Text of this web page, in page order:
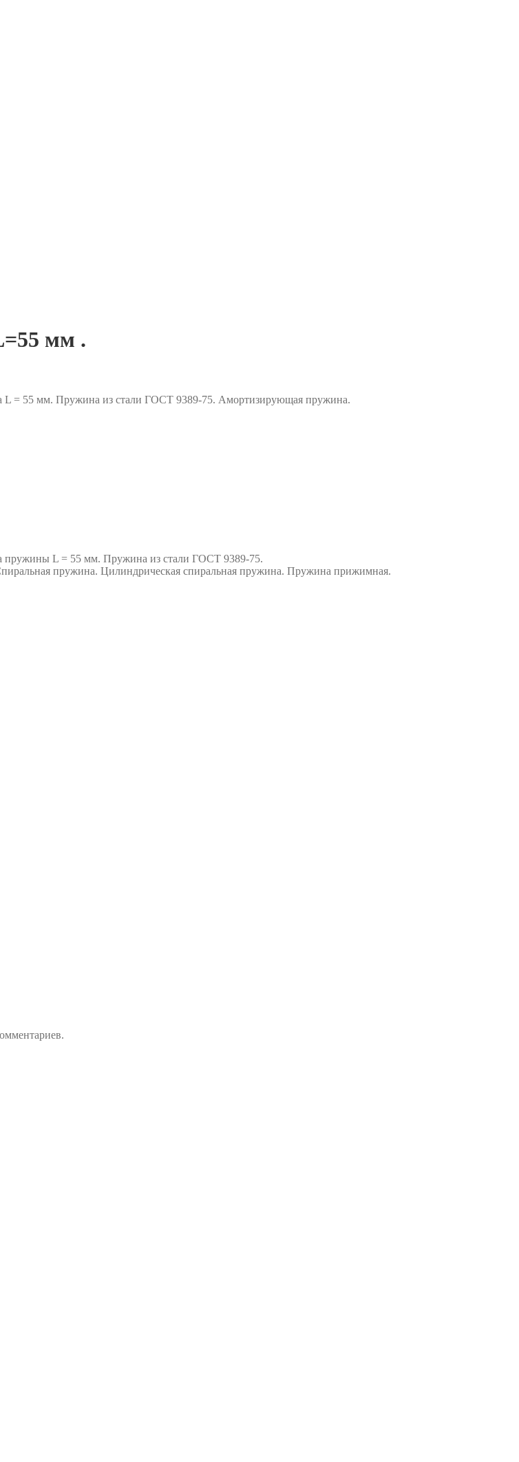
мм .
= 55 мм. Пружина из стали ГОСТ 9389-75. Амортизирующая пружина.
L = 55 мм. Пружина из стали ГОСТ 9389-75.
пружина. Цилиндрическая спиральная пружина. Пружина прижимная.